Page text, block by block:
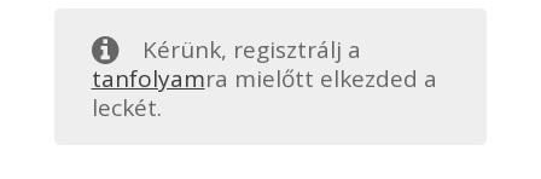
Kérünk, regisztrálj a
tanfolyamra mielőtt elkezded a
leckét.